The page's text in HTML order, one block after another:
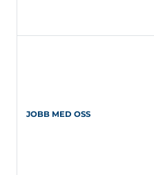
JOBB MED OSS